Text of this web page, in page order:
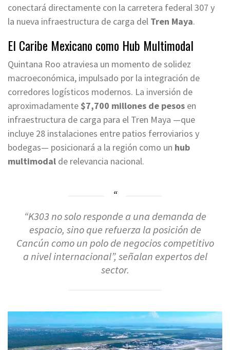
conectará directamente con la carretera federal 307 y
la nueva infraestructura de carga del Tren Maya.
El Caribe Mexicano como Hub Multimodal
Quintana Roo atraviesa un momento de solidez
macroeconómica, impulsado por la integración de
corredores logísticos modernos. La inversión de
aproximadamente$7,700 millones de pesos en
infraestructura de carga para el Tren Maya —que
incluye 28 instalaciones entre patios ferroviarios y
bodegas— posicionará a la región como un hub
multimodal de relevancia nacional.
“K303 no solo responde a una demanda de
espacio, sino que refuerza la posición de
Cancún como un polo de negocios competitivo
a nivel internacional”, señalan expertos del
sector.